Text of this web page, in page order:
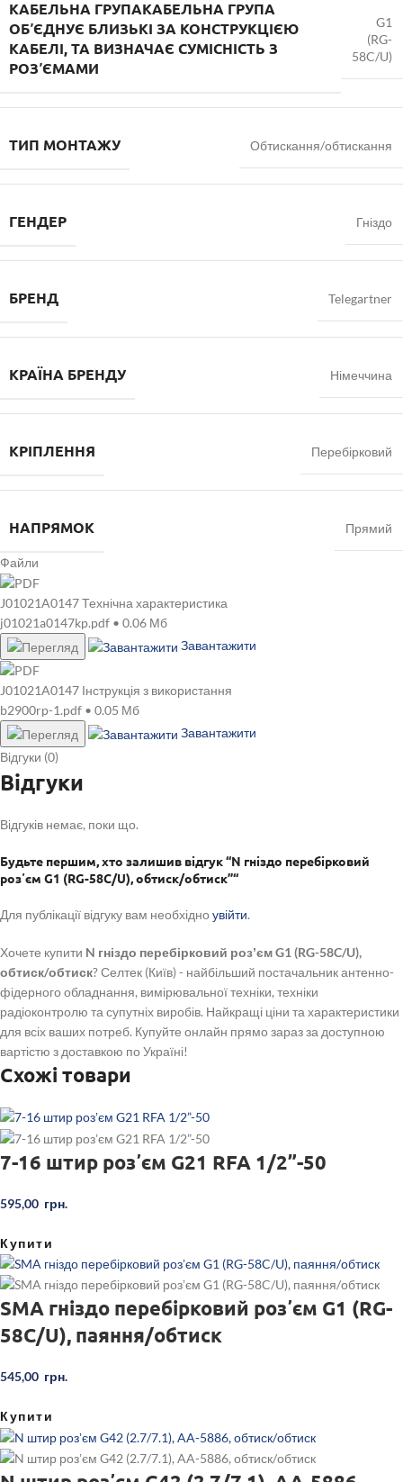
КАБЕЛЬНА ГРУПАКАБЕЛЬНА ГРУПА
ОБʼЄДНУЄ БЛИЗЬКІ ЗА КОНСТРУКЦІЄЮ
КАБЕЛІ, ТА ВИЗНАЧАЄ СУМІСНІСТЬ З
РОЗʼЄМАМИ
G1
(RG-
58C/U)
ТИП МОНТАЖУ Обтискання/обтискання
ГЕНДЕР Гніздо
БРЕНД Telegartner
КРАЇНА БРЕНДУ Німеччина
КРІПЛЕННЯ Перебірковий
НАПРЯМОК Прямий
Файли
J01021A0147 Технічна характеристика
j01021a0147kp.pdf • 0.06 Мб
Завантажити
J01021A0147 Інструкція з використання
b2900rp-1.pdf • 0.05 Мб
Завантажити
Відгуки (0)
Відгуки
Відгуків немає, поки що.
Будьте першим, хто залишив відгук “N гніздо перебірковий
розʼєм G1 (RG-58C/U), обтиск/обтиск”“
Для публікації відгуку вам необхідно увійти.
Хочете купити N гніздо перебірковий розʼєм G1 (RG-58C/U),
обтиск/обтиск? Селтек (Київ) - найбільший постачальник антенно-
фідерного обладнання, вимірювальної техніки, техніки
радіоконтролю та супутніх виробів. Найкращі ціни та характеристики
для всіх ваших потреб. Купуйте онлайн прямо зараз за доступною
вартістю з доставкою по Україні!
Схожі товари
7-16 штир розʼєм G21 RFA 1/2”-50
595,00 грн.
Купити
SMA гніздо перебірковий розʼєм G1 (RG-
58C/U), паяння/обтиск
545,00 грн.
Купити